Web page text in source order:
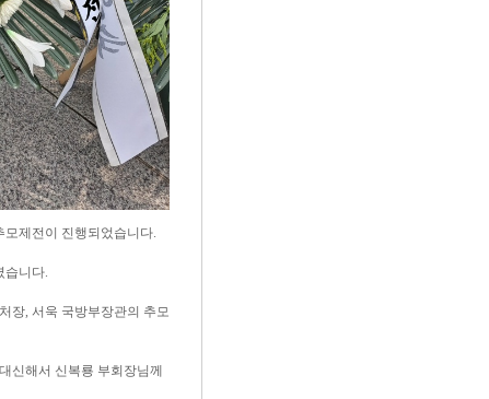
제전이 진행되었습니다.
습니다.
장, 서욱 국방부장관의 추모
신해서 신복룡 부회장님께